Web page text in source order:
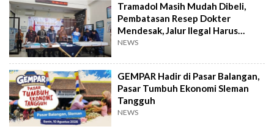
Tramadol Masih Mudah Dibeli,
Pembatasan Resep Dokter
Mendesak, Jalur Ilegal Harus
Distop
NEWS
GEMPAR Hadir di Pasar Balangan,
Pasar Tumbuh Ekonomi Sleman
Tangguh
NEWS